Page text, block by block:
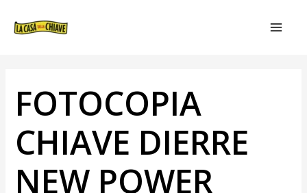
FOTOCOPIA
CHIAVE DIERRE
NEW POWER
ARTICOLI